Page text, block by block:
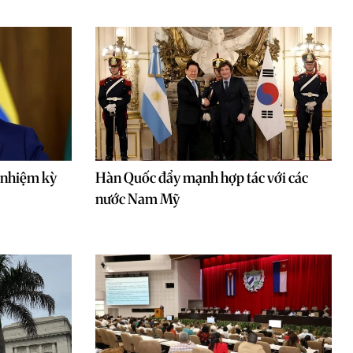
kỳ
Hàn Quốc đẩy mạnh hợp tác với các
nước Nam Mỹ